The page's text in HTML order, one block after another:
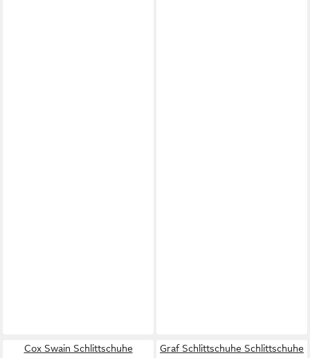
Cox Swain Schlittschuhe
Graf Schlittschuhe Schlittschuhe